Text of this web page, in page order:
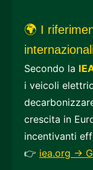
🌍 I
Secondo la
i veicoli
crescita in
incentivanti
👉 iea.org →